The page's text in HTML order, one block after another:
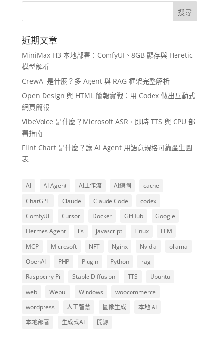
近期文章
MiniMax H3 本地部署：ComfyUI、8GB 顯存與 Heretic
模型解析
CrewAI 是什麼？多 Agent 與 RAG 框架完整解析
Open Design 與 HTML 簡報實戰：用 Codex 做出互動式
網頁簡報
VibeVoice 是什麼？Microsoft ASR、即時 TTS 與 CPU 部
署指南
Flint Chart 是什麼？讓 AI Agent 用語意規格可靠產生圖
表
AI AI Agent AI工作流 AI繪圖
cache
ChatGPT
Claude Claude Code
codex
ComfyUI
Cursor Docker GitHub
Google
Hermes Agent
iis javascript Linux
LLM
MCP
Microsoft NFT Nginx Nvidia
ollama
OpenAI
PHP Plugin Python
rag
Raspberry Pi
Stable Diffusion TTS
Ubuntu
web
Webui Windows
woocommerce
wordpress
人工智慧 圖像生成
本地 AI
本地部署
生成式AI 開源